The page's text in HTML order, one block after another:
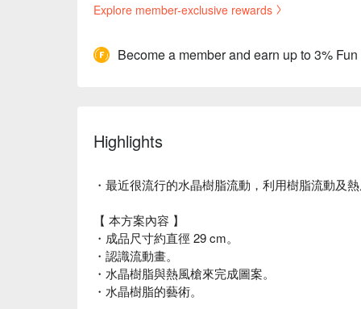
Explore member-exclusive rewards
Become a member and earn up to 3%
Highlights
・最近很流行的水晶樹脂流動，利用樹脂流動及
【 本方案內容 】
・成品尺寸約直徑 29 cm。
・認識流動畫。
・水晶樹脂與熱風槍來完成圖案。
・水晶樹脂的藝術。